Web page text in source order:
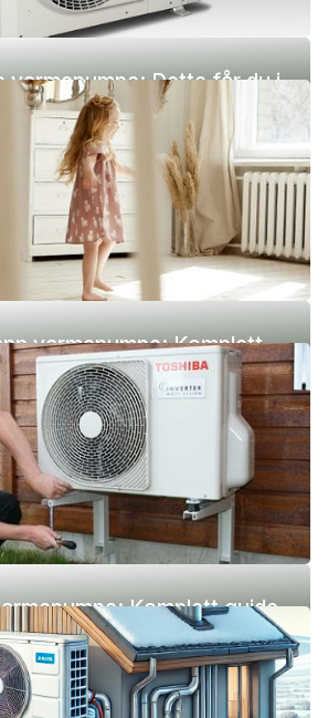
varmepumpe: Dette får du i
varmepumpe: Komplett
og ulemper)
Komplett guide
og ulemper)